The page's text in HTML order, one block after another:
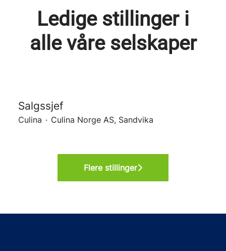
Ledige stillinger i
alle våre selskaper
Salgssjef
Culina · Culina Norge AS, Sandvika
Flere stillinger